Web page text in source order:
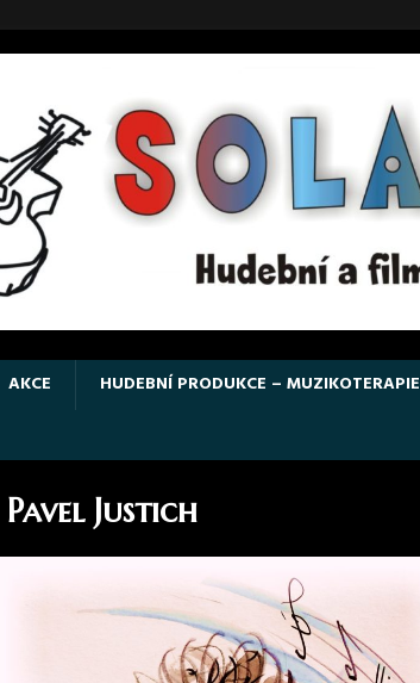
AKCE HUDEBNÍ PRODUKCE – MUZIKOTERAPIE
Justich